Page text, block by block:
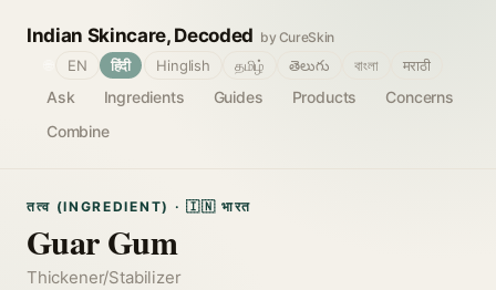
Indian Skincare, Decoded by CureSkin
Ask Ingredients Guides Products
Concerns
Combine
EN हिंदी Hinglish தமிழ் తెలుగు বাংলা मराठी
तत्व (INGREDIENT) · 🇮🇳 भारत
Guar Gum
Thickener/Stabilizer